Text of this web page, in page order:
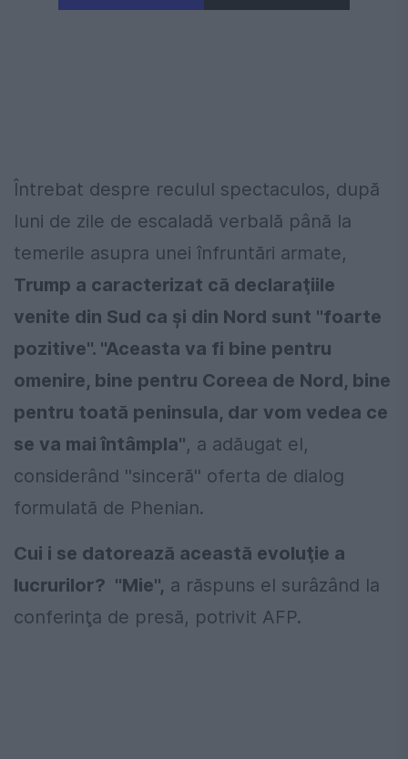
Întrebat despre reculul spectaculos, după
luni de zile de escaladă verbală până la
temerile asupra unei înfruntări armate,
Trump a caracterizat că declaraţiile
venite din Sud ca şi din Nord sunt ''foarte
pozitive''. ''Aceasta va fi bine pentru
omenire, bine pentru Coreea de Nord, bine
pentru toată peninsula, dar vom vedea ce
se va mai întâmpla'', a adăugat el,
considerând ''sinceră'' oferta de dialog
formulată de Phenian.
Cui i se datorează această evoluţie a
lucrurilor? ''Mie'', a răspuns el surâzând la
conferinţa de presă, potrivit AFP.